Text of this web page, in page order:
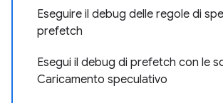
Eseguire il debug delle regole di
prefetch
Esegui il debug di prefetch con le
Caricamento speculativo